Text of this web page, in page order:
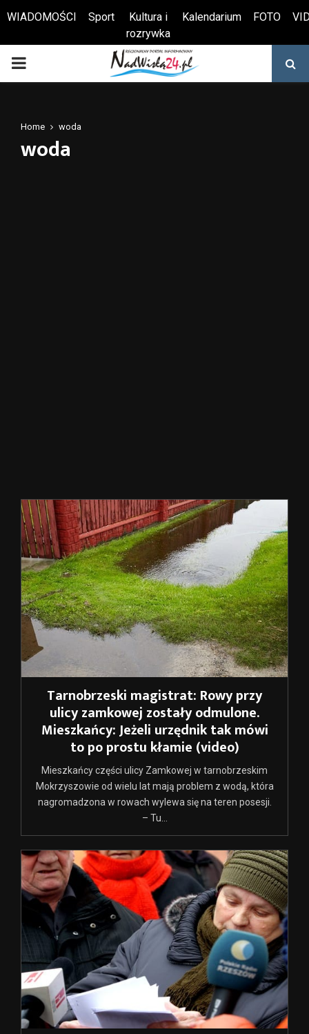
Otwórz pasek narzędzi
WIADOMOŚCI Sport
Kultura i
rozrywka
Kalendarium FOTO
PRIMARY
Home woda
woda
Tarnobrzeski magistrat: Rowy przy
ulicy zamkowej zostały odmulone.
Mieszkańcy: Jeżeli urzędnik tak mówi
to po prostu kłamie (video)
Mieszkańcy części ulicy Zamkowej w tarnobrzeskim
Mokrzyszowie od wielu lat mają problem z wodą, która
nagromadzona w rowach wylewa się na teren posesji.
– Tu...